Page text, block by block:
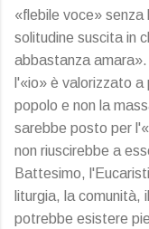
«flebile voce» senza
solitudine suscita in
abbastanza
l'«io» è valorizzato a
popolo e non la
sarebbe posto per
non riuscirebbe a
Battesimo,
liturgia, la comunità,
potrebbe esistere